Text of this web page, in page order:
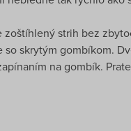
zoštíhlený strih bez
so skrytým gombíkom.
na gombík.